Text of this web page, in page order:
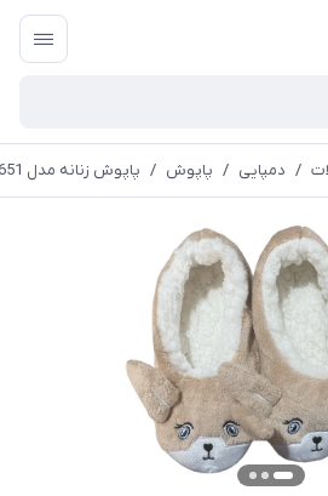
/ دمپایی / پاپوش / پاپوش زنانه مدل PA651